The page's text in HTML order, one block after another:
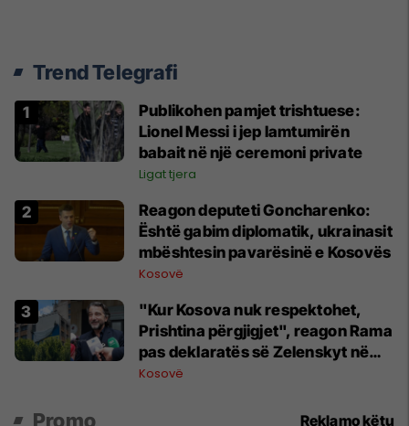
Trend Telegrafi
Publikohen pamjet trishtuese:
Lionel Messi i jep lamtumirën
babait në një ceremoni private
Ligat tjera
Reagon deputeti Goncharenko:
Është gabim diplomatik, ukrainasit
mbështesin pavarësinë e Kosovës
Kosovë
"Kur Kosova nuk respektohet,
Prishtina përgjigjet", reagon Rama
pas deklaratës së Zelenskyt në
Beograd
Kosovë
Promo Reklamo këtu